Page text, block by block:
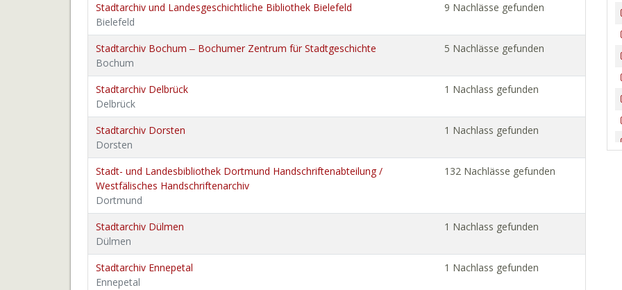
Stadtarchiv und Landesgeschichtliche Bibliothek Bielefeld
Bielefeld
9 Nachlässe gefunden
Stadtarchiv Bochum ‒ Bochumer Zentrum für Stadtgeschichte
Bochum
5 Nachlässe gefunden
Stadtarchiv Delbrück
Delbrück
1 Nachlass gefunden
Stadtarchiv Dorsten
Dorsten
1 Nachlass gefunden
Stadt- und Landesbibliothek Dortmund Handschriftenabteilung /
Westfälisches Handschriftenarchiv
Dortmund
132 Nachlässe gefunden
Stadtarchiv Dülmen
Dülmen
1 Nachlass gefunden
Stadtarchiv Ennepetal
Ennepetal
1 Nachlass gefunden